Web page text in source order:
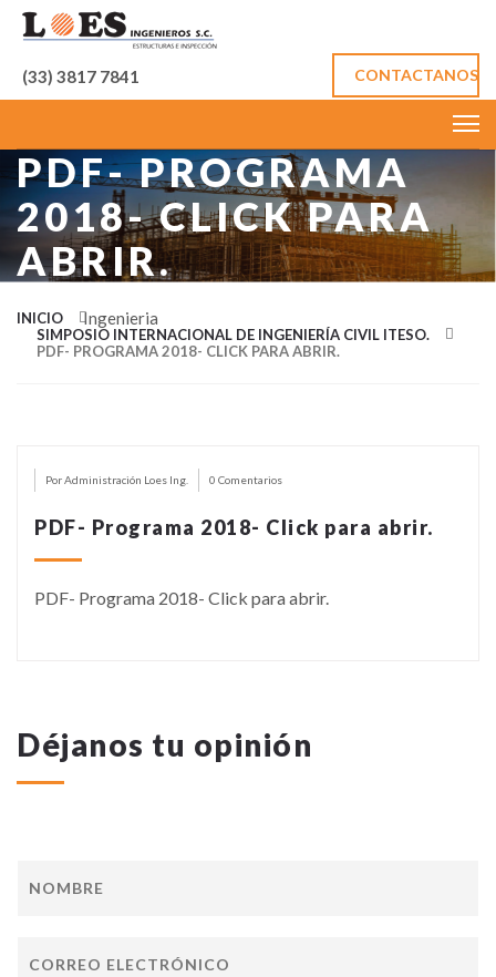
(33) 3817 7841 CONTACTANOS
PDF- PROGRAMA
2018- CLICK PARA
ABRIR.
INICIO Ingenieria
SIMPOSIO INTERNACIONAL DE INGENIERÍA CIVIL ITESO.
PDF- PROGRAMA 2018- CLICK PARA ABRIR.
Por Administración Loes Ing. 0 Comentarios
PDF- Programa 2018- Click para abrir.
PDF- Programa 2018- Click para abrir.
Déjanos tu opinión